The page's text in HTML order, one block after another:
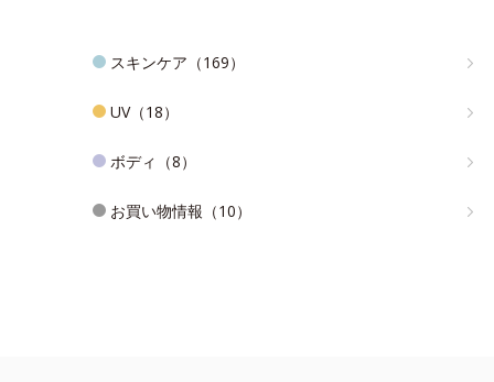
スキンケア（169）
UV（18）
ボディ（8）
お買い物情報（10）